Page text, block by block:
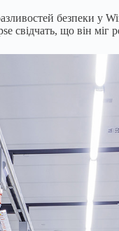
безпеки у
свідчать, що він міг